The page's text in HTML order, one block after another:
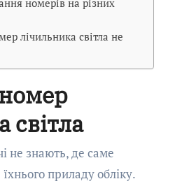
лічильника світла не
світла
не знають, де саме
приладу обліку.